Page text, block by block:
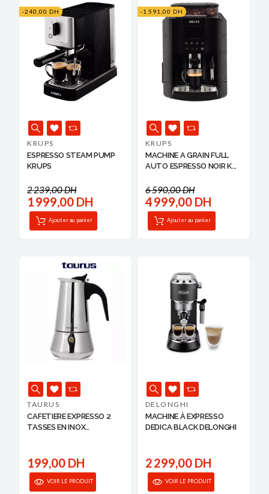
-240,00 DH
KRUPS
ESPRESSO STEAM PUMP
KRUPS
2 239,00 DH
1 999,00 DH
Ajouter au panier
-1 591,00 DH
KRUPS
MACHINE A GRAIN FULL
AUTO ESPRESSO NOIR K...
6 590,00 DH
4 999,00 DH
Ajouter au panier
TAURUS
CAFETIERE EXPRESSO 2
TASSES EN INOX
199,00 DH
VOIR LE PRODUIT
DELONGHI
MACHINE À EXPRESSO
DEDICA BLACK DELONGHI
2 299,00 DH
VOIR LE PRODUIT